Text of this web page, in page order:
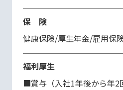
保 険
健康保険/厚生年金/雇用保
福利厚生
■賞与（入社1年後から年2